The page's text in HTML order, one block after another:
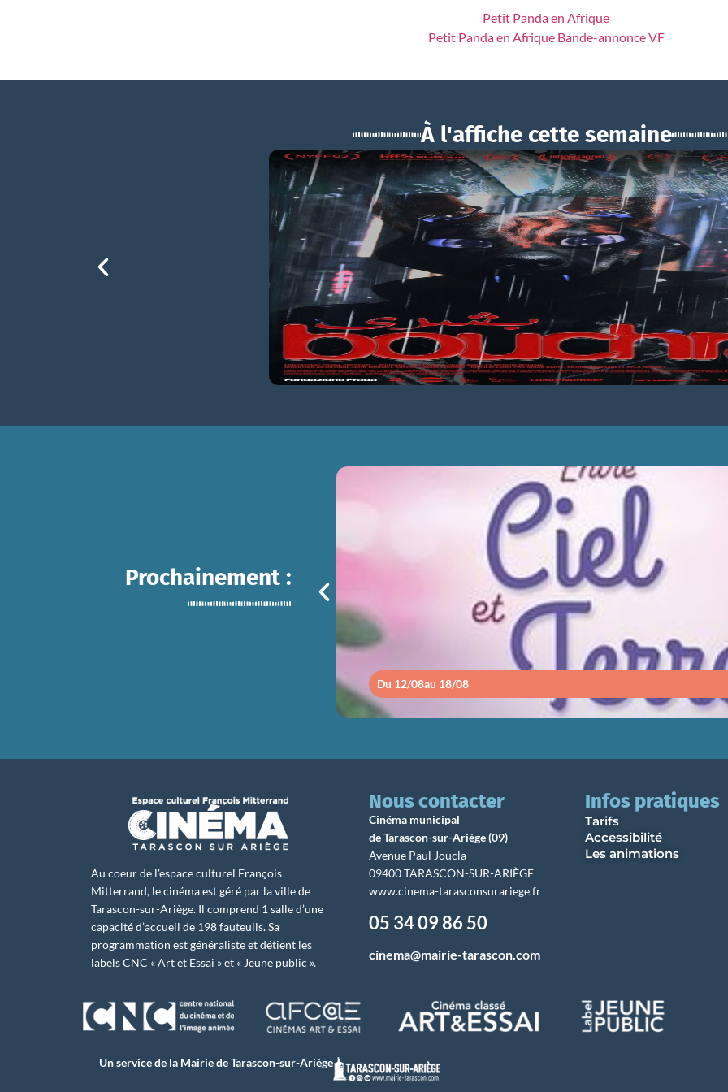
Petit Panda en Afrique
Petit Panda en Afrique Bande-annonce VF
À l'affiche cette semaine
BOUCHRA
Prochainement :
Du 12/08au 18/08
ENTRE CIEL ET
Au coeur de l’espace culturel François
Mitterrand, le cinéma est géré par la ville de
Tarascon-sur-Ariège. Il comprend 1 salle d’une
capacité d’accueil de 198 fauteuils. Sa
programmation est généraliste et détient les
labels CNC « Art et Essai » et « Jeune public ».
Nous contacter
Cinéma municipal
de Tarascon-sur-Ariège (09)
Avenue Paul Joucla
09400 TARASCON-SUR-ARIÈGE
www.cinema-tarasconsurariege.fr
05 34 09 86 50
cinema@mairie-tarascon.com
Infos pratiques
Tarifs
Accessibilité
Les animations
Un service de la Mairie de Tarascon-sur-Ariège